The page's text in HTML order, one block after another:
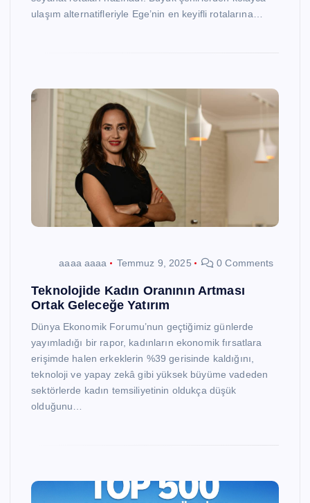
ulaşım alternatifleriyle Ege’nin en keyifli rotalarına…
aaaa aaaa Temmuz 9, 2025 0 Comments
Teknolojide Kadın Oranının Artması
Ortak Geleceğe Yatırım
Dünya Ekonomik Forumu’nun geçtiğimiz günlerde
yayımladığı bir rapor, kadınların ekonomik fırsatlara
erişimde halen erkeklerin %39 gerisinde kaldığını,
teknoloji ve yapay zekâ gibi yüksek büyüme vadeden
sektörlerde kadın temsiliyetinin oldukça düşük
olduğunu…